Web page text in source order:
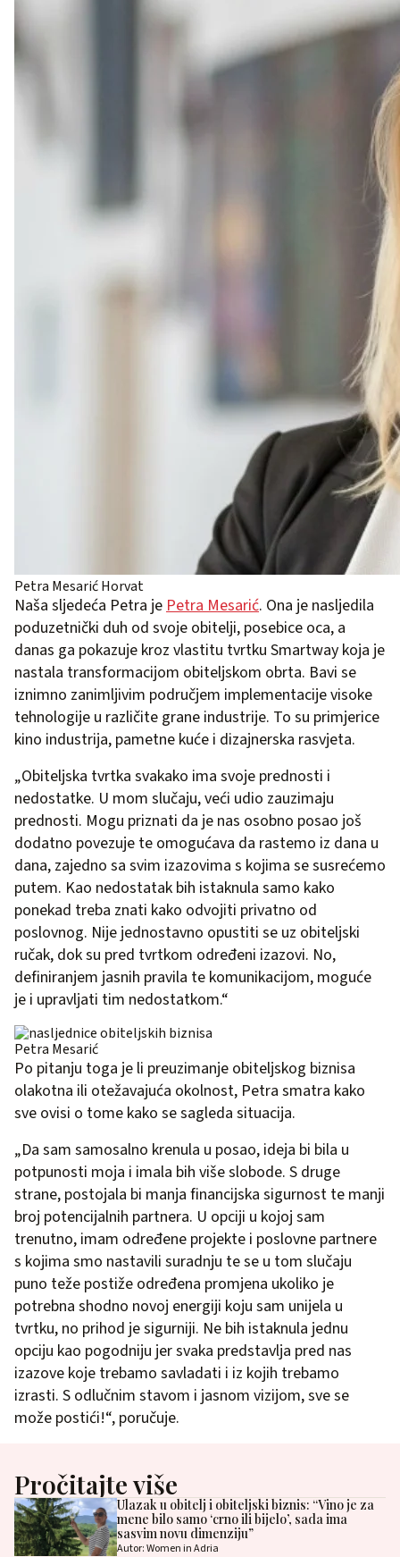
Petra Mesarić Horvat
Naša sljedeća Petra jePetra Mesarić. Ona je nasljedila
poduzetnički duh od svoje obitelji, posebice oca, a
danas ga pokazuje kroz vlastitu tvrtku Smartway koja je
nastala transformacijom obiteljskom obrta. Bavi se
iznimno zanimljivim područjem implementacije visoke
tehnologije u različite grane industrije. To su primjerice
kino industrija, pametne kuće i dizajnerska rasvjeta.
„Obiteljska tvrtka svakako ima svoje prednosti i
nedostatke. U mom slučaju, veći udio zauzimaju
prednosti. Mogu priznati da je nas osobno posao još
dodatno povezuje te omogućava da rastemo iz dana u
dana, zajedno sa svim izazovima s kojima se susrećemo
putem. Kao nedostatak bih istaknula samo kako
ponekad treba znati kako odvojiti privatno od
poslovnog. Nije jednostavno opustiti se uz obiteljski
ručak, dok su pred tvrtkom određeni izazovi. No,
definiranjem jasnih pravila te komunikacijom, moguće
je i upravljati tim nedostatkom.“
Petra Mesarić
Po pitanju toga je li preuzimanje obiteljskog biznisa
olakotna ili otežavajuća okolnost, Petra smatra kako
sve ovisi o tome kako se sagleda situacija.
„Da sam samosalno krenula u posao, ideja bi bila u
potpunosti moja i imala bih više slobode. S druge
strane, postojala bi manja financijska sigurnost te manji
broj potencijalnih partnera. U opciji u kojoj sam
trenutno, imam određene projekte i poslovne partnere
s kojima smo nastavili suradnju te se u tom slučaju
puno teže postiže određena promjena ukoliko je
potrebna shodno novoj energiji koju sam unijela u
tvrtku, no prihod je sigurniji. Ne bih istaknula jednu
opciju kao pogodniju jer svaka predstavlja pred nas
izazove koje trebamo savladati i iz kojih trebamo
izrasti. S odlučnim stavom i jasnom vizijom, sve se
može postići!“, poručuje.
Pročitajte više
Ulazak u obitelj i obiteljski biznis: “Vino je za
mene bilo samo ‘crno ili bijelo’, sada ima
sasvim novu dimenziju”
Autor: Women in Adria